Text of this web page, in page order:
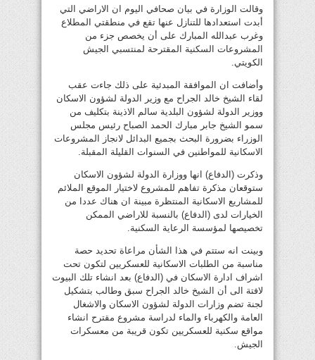
وقالت الوزارة في بيان صحافي اليوم ان الاراضي التي
أبدت استعدادها للتنازل عنها تقع في منطقتي المطلاع
وغرب عبدالله المبارك على أن يخصص جزء من
المشروعات السكنية المقترحة لمنتسبي الجيش
الكويتي.
وأضافت ان الموافقة المبدئية على ذلك جاءت عقب
لقاء الشيخ خالد الجراح مع وزير الدولة لشؤون الاسكان
ووزير الدولة لشؤون البلدية سالم الاذينة بتكليف من
سمو الشيخ جابر مبارك الحمد الصباح رئيس مجلس
الوزراء بضرورة البحث بجميع البدائل لانجاز المشروعات
الاسكانية للمواطنين في السنوات القليلة المقبلة.
وذكرت (الدفاع) انها ووزارة الدولة لشؤون الاسكان
ستوقعان مذكرة تفاهم للمشروع لاختيار الموقع الملائم
للمشاريع الاسكانية المنتظرة مبينة ان هناك عددا من
الخيارات لدى (الدفاع) بالنسبة للاراضي الممكن
تخصيصها لمؤسسة الرعاية السكنية.
وبينت انه ستتم في هذا الشأن مراعاة تحديد حصة
مناسبة من الطلبات الاسكانية للعسكريين لتكون تحت
اشراف ادارة الاسكان في (الدفاع) بعد انشاء تلك البيوت
لافتة الى أن الشيخ خالد الجراح سبق وطالب بتشكيل
لجنة تضم وزارات الدولة لشؤون الاسكان والاشغال
العامة والكهرباء والماء لدراسة مشروع مقترح انشاء
مواقع سكنية للعسكريين تكون قريبة من معسكرات
الجيش.